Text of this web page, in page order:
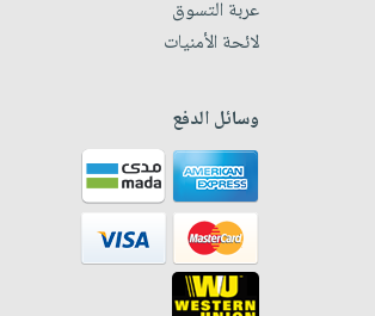
عربة التسوق
لائحة الأمنيات
وسائل الدفع